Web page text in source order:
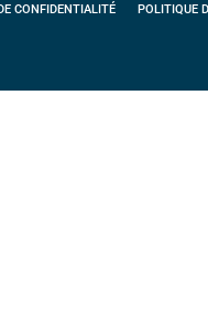
CONFIDENTIALITÉ
POLITIQUE